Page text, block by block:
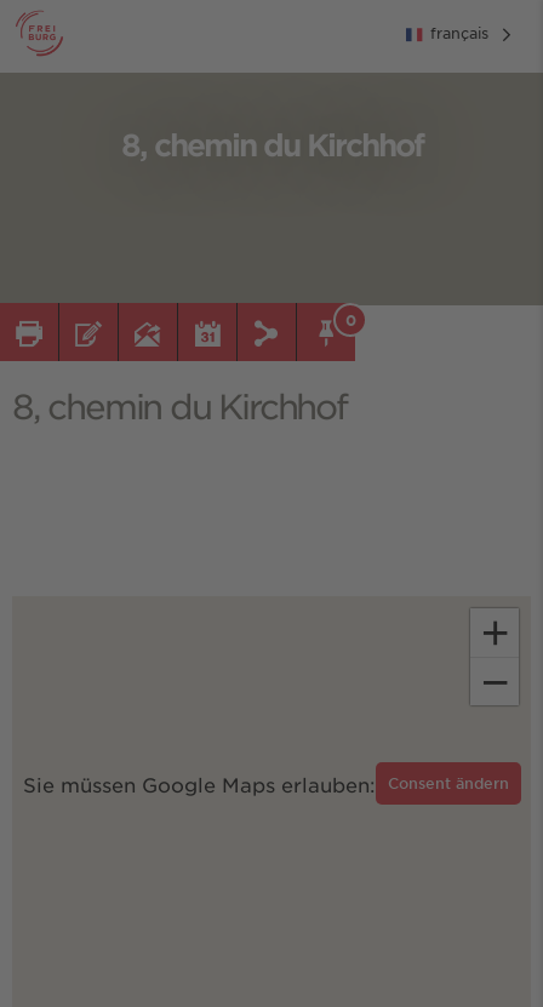
français
8, chemin du Kirchhof
0
8, chemin du Kirchhof
Sie müssen Google Maps erlauben: Consent ändern
+
−